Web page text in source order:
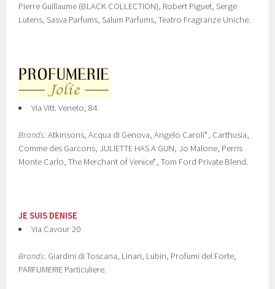
Pierre Guillaume (BLACK COLLECTION), Robert Piguet, Serge
Lutens, Sasva Parfums, Salum Parfums, Teatro Fragranze Uniche.
Via Vitt. Veneto, 84
Brands:Atkinsons, Acqua di Genova, Angelo Caroli*, Carthusia,
Comme des Garcons, JULIETTE HAS A GUN, Jo Malone, Perris
Monte Carlo, The Merchant of Venice*, Tom Ford Private Blend.
JE SUIS DENISE
Via Cavour 20
Brands: Giardini di Toscana, Linari, Lubin, Profumi del Forte,
PARFUMERIE Particuliere.